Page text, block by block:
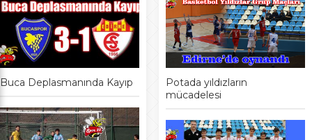
Buca Deplasmanında Kayıp
Potada yıldızların
mücadelesi